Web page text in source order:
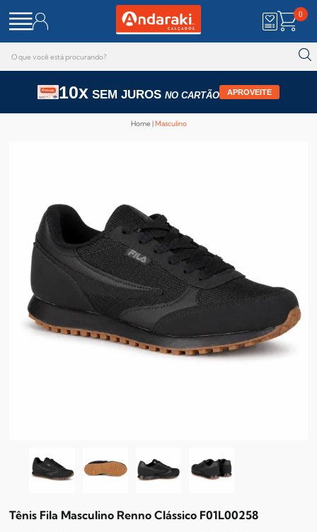
0
10x SEM JUROS NO CARTÃO APROVEITE
Home Masculino
Tênis Fila Masculino Renno Clássico F01L00258